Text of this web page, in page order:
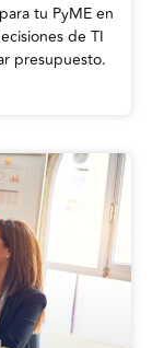
tu PyME en
de TI
presupuesto.